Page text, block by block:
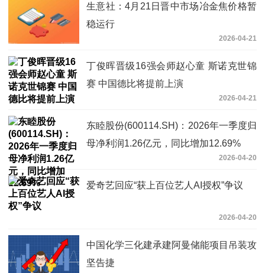
生意社：4月21日晋中市场冶金焦价格暂
稳运行
2026-04-21
丁俊晖晋级16强会师赵心童 斯诺克世锦
赛 中国德比将提前上演
2026-04-21
东睦股份(600114.SH)：2026年一季度归
母净利润1.26亿元，同比增加12.69%
2026-04-20
爱奇艺回应“获上百位艺人AI授权”争议
2026-04-20
中国化学三化建承建阿曼储能项目吊装攻
坚告捷